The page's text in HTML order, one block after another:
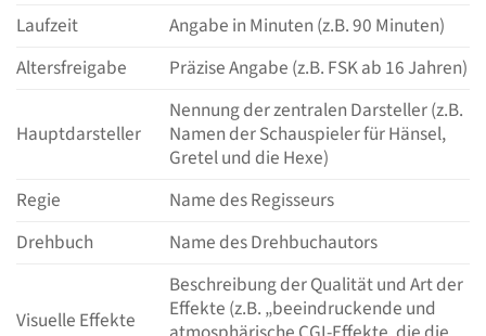
Laufzeit
Angabe in Minuten (z.B. 90 Minuten)
Altersfreigabe
Präzise Angabe (z.B. FSK ab 16 Jahren)
Hauptdarsteller
Nennung der zentralen Darsteller (z.B.
Namen der Schauspieler für Hänsel,
Gretel und die Hexe)
Regie
Name des Regisseurs
Drehbuch
Name des Drehbuchautors
Visuelle Effekte
Beschreibung der Qualität und Art der
Effekte (z.B. „beeindruckende und